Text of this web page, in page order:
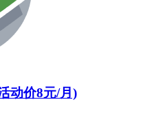
动价8元/月)